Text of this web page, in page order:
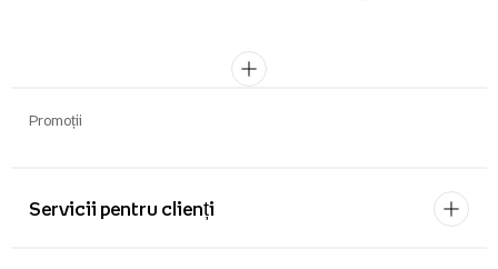
Promoții
Servicii pentru clienți